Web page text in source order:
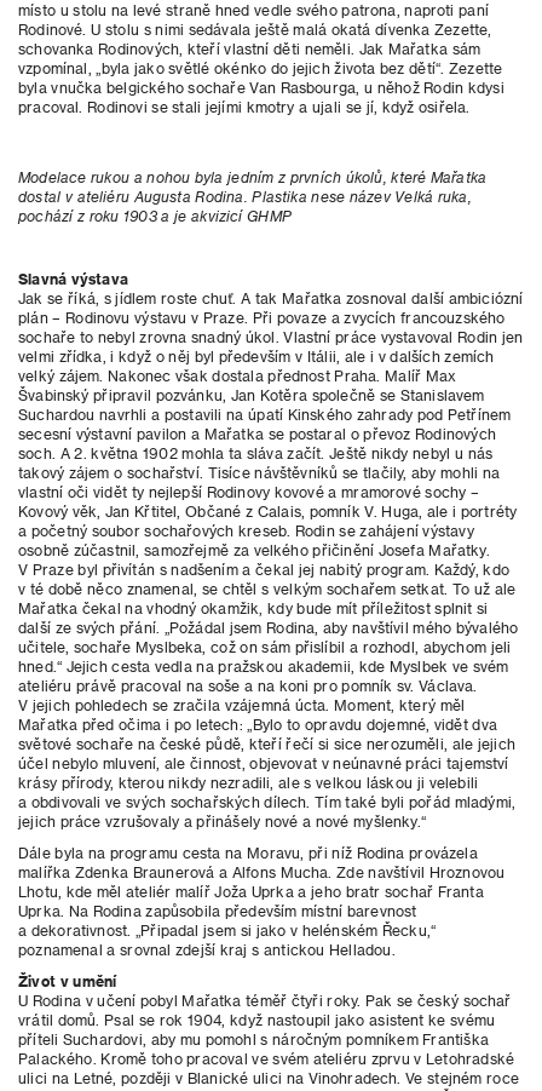
místo u stolu na levé straně hned vedle svého patrona, naproti paní
Rodinové. U stolu s nimi sedávala ještě malá okatá dívenka Zezette,
schovanka Rodinových, kteří vlastní děti neměli. Jak Mařatka sám
vzpomínal, „byla jako světlé okénko do jejich života bez dětí“. Zezette
byla vnučka belgického sochaře Van Rasbourga, u něhož Rodin kdysi
pracoval. Rodinovi se stali jejími kmotry a ujali se jí, když osiřela.
Modelace rukou a nohou byla jedním z prvních úkolů, které Mařatka
dostal v ateliéru Augusta Rodina. Plastika nese název Velká ruka,
pochází z roku 1903 a je akvizicí GHMP
Slavná výstava
Jak se říká, s jídlem roste chuť. A tak Mařatka zosnoval další ambiciózní
plán – Rodinovu výstavu v Praze. Při povaze a zvycích francouzského
sochaře to nebyl zrovna snadný úkol. Vlastní práce vystavoval Rodin jen
velmi zřídka, i když o něj byl především v Itálii, ale i v dalších zemích
velký zájem. Nakonec však dostala přednost Praha. Malíř Max
Švabinský připravil pozvánku, Jan Kotěra společně se Stanislavem
Suchardou navrhli a postavili na úpatí Kinského zahrady pod Petřínem
secesní výstavní pavilon a Mařatka se postaral o převoz Rodinových
soch. A 2. května 1902 mohla ta sláva začít. Ještě nikdy nebyl u nás
takový zájem o sochařství. Tisíce návštěvníků se tlačily, aby mohli na
vlastní oči vidět ty nejlepší Rodinovy kovové a mramorové sochy –
Kovový věk, Jan Křtitel, Občané z Calais, pomník V. Huga, ale i portréty
a početný soubor sochařových kreseb. Rodin se zahájení výstavy
osobně zúčastnil, samozřejmě za velkého přičinění Josefa Mařatky.
V Praze byl přivítán s nadšením a čekal jej nabitý program. Každý, kdo
v té době něco znamenal, se chtěl s velkým sochařem setkat. To už ale
Mařatka čekal na vhodný okamžik, kdy bude mít příležitost splnit si
další ze svých přání. „Požádal jsem Rodina, aby navštívil mého bývalého
učitele, sochaře Myslbeka, což on sám přislíbil a rozhodl, abychom jeli
hned.“ Jejich cesta vedla na pražskou akademii, kde Myslbek ve svém
ateliéru právě pracoval na soše a na koni pro pomník sv. Václava.
V jejich pohledech se zračila vzájemná úcta. Moment, který měl
Mařatka před očima i po letech: „Bylo to opravdu dojemné, vidět dva
světové sochaře na české půdě, kteří řečí si sice nerozuměli, ale jejich
účel nebylo mluvení, ale činnost, objevovat v neúnavné práci tajemství
krásy přírody, kterou nikdy nezradili, ale s velkou láskou ji velebili
a obdivovali ve svých sochařských dílech. Tím také byli pořád mladými,
jejich práce vzrušovaly a přinášely nové a nové myšlenky.“
Dále byla na programu cesta na Moravu, při níž Rodina provázela
malířka Zdenka Braunerová a Alfons Mucha. Zde navštívil Hroznovou
Lhotu, kde měl ateliér malíř Joža Uprka a jeho bratr sochař Franta
Uprka. Na Rodina zapůsobila především místní barevnost
a dekorativnost. „Připadal jsem si jako v helénském Řecku,“
poznamenal a srovnal zdejší kraj s antickou Helladou.
Život v umění
U Rodina v učení pobyl Mařatka téměř čtyři roky. Pak se český sochař
vrátil domů. Psal se rok 1904, když nastoupil jako asistent ke svému
příteli Suchardovi, aby mu pomohl s náročným pomníkem Františka
Palackého. Kromě toho pracoval ve svém ateliéru zprvu v Letohradské
ulici na Letné, později v Blanické ulici na Vinohradech. Ve stejném roce